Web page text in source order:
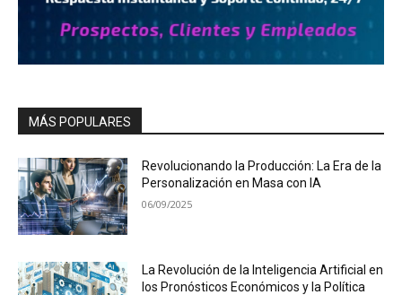
MÁS POPULARES
Revolucionando la Producción: La Era de la
Personalización en Masa con IA
06/09/2025
La Revolución de la Inteligencia Artificial en
los Pronósticos Económicos y la Política